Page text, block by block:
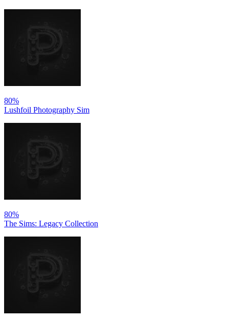
80%
Lushfoil Photography Sim
80%
The Sims: Legacy Collection